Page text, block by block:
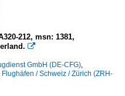
212, msn: 1381,

GmbH (DE-CFG),
Flughäfen / Schweiz / Zürich (ZRH-